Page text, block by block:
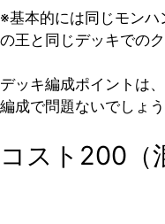
※基本的には同じモン
の王と同じデッキでの
デッキ編成ポイントは
編成で問題ないでしょう
コスト200（